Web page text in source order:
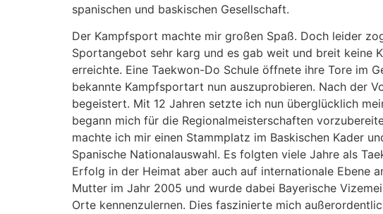
spanischen und baskischen Gesellschaft.
Der Kampfsport machte mir großen Spaß. Doch leider
Sportangebot sehr karg und es gab weit und breit keine
erreichte. Eine Taekwon-Do Schule öffnete ihre Tore im
bekannte Kampfsportart nun auszuprobieren. Nach der
begeistert. Mit 12 Jahren setzte ich nun überglücklich
begann mich für die Regionalmeisterschaften
machte ich mir einen Stammplatz im Baskischen Kader
Spanische Nationalauswahl. Es folgten viele Jahre als
Erfolg in der Heimat aber auch auf internationale Ebene
Mutter im Jahr 2005 und wurde dabei Bayerische
Orte kennenzulernen. Dies faszinierte mich